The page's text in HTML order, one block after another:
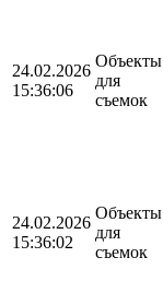
24.02.2026
15:36:06
Объекты
для
съемок
24.02.2026
15:36:02
Объекты
для
съемок